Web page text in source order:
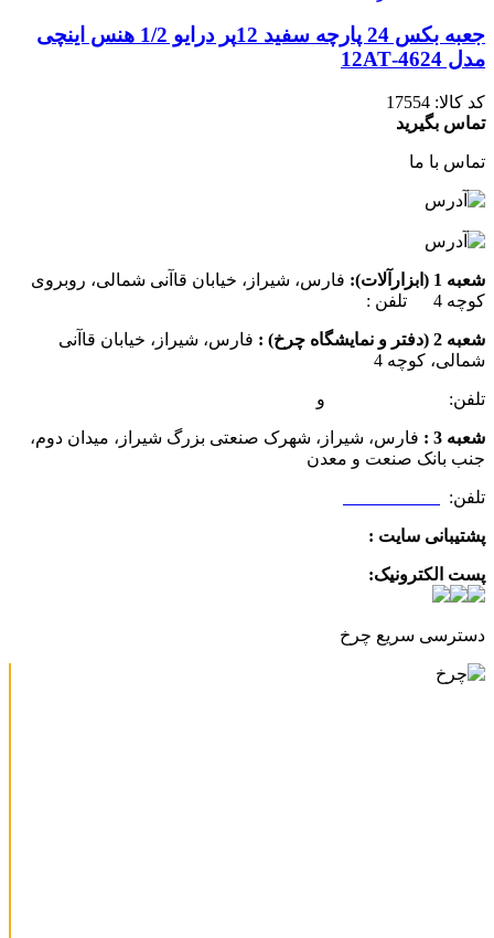
جعبه بکس 24 پارچه سفید 12پر درایو 1/2 هنس اینچی
مدل 4624-12AT
کد کالا: 17554
تماس بگیرید
تماس با ما
شعبه 1 (ابزارآلات):
فارس، شیراز، خیابان قاآنی شمالی، روبروی
کوچه 4 تلفن :
شعبه 2 (دفتر و نمایشگاه چرخ) :
فارس، شیراز، خیابان قاآنی
شمالی، کوچه 4
تلفن: و
شعبه 3 :
فارس، شیراز، شهرک صنعتی بزرگ شیراز، میدان دوم،
جنب بانک صنعت و معدن
تلفن:
پشتیبانی سایت :
پست الکترونیک:
دسترسی سریع چرخ